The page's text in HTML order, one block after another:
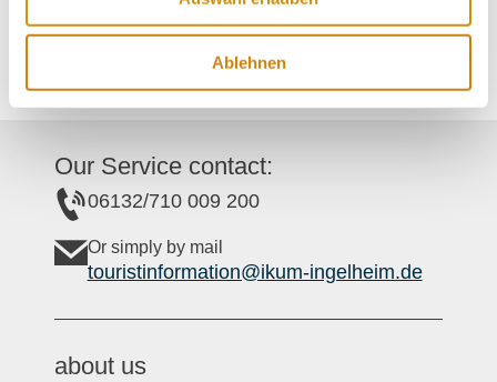
Ablehnen
Tel:(0049) 6725 95740
info@weingut-ewen.de
Our Service contact:
06132/710 009 200
Or simply by mail
touristinformation@ikum-ingelheim.de
about us